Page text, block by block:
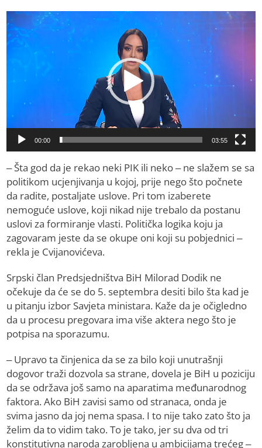
Video
Player
00:00 03:55
– Šta god da je rekao neki PIK ili neko – ne slažem se sa
politikom ucjenjivanja u kojoj, prije nego što počnete
da radite, postaljate uslove. Pri tom izaberete
nemoguće uslove, koji nikad nije trebalo da postanu
uslovi za formiranje vlasti. Politička logika koju ja
zagovaram jeste da se okupe oni koji su pobjednici –
rekla je Cvijanovićeva.
Srpski član Predsjedništva BiH Milorad Dodik ne
očekuje da će se do 5. septembra desiti bilo šta kad je
u pitanju izbor Savjeta ministara. Kaže da je očigledno
da u procesu pregovara ima više aktera nego što je
potpisa na sporazumu.
– Upravo ta činjenica da se za bilo koji unutrašnji
dogovor traži dozvola sa strane, dovela je BiH u poziciju
da se održava još samo na aparatima međunarodnog
faktora. Ako BiH zavisi samo od stranaca, onda je
svima jasno da joj nema spasa. I to nije tako zato što ja
želim da to vidim tako. To je tako, jer su dva od tri
konstitutivna naroda zarobljena u ambicijama trećeg –